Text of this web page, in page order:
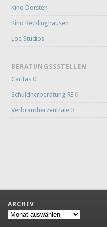
Kino Dorsten
Kino Recklinghausen
Loe Studios
BERATUNGSSSTELLEN
Caritas 0
Schuldnerberatung RE 0
Verbraucherzentrale 0
ARCHIV
Archiv